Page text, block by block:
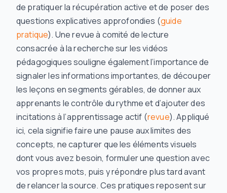
de pratiquer la récupération active et de poser des
questions explicatives approfondies (guide
pratique). Une revue à comité de lecture
consacrée à la recherche sur les vidéos
pédagogiques souligne également l’importance de
signaler les informations importantes, de découper
les leçons en segments gérables, de donner aux
apprenants le contrôle du rythme et d’ajouter des
incitations à l’apprentissage actif (revue). Appliqué
ici, cela signifie faire une pause aux limites des
concepts, ne capturer que les éléments visuels
dont vous avez besoin, formuler une question avec
vos propres mots, puis y répondre plus tard avant
de relancer la source. Ces pratiques reposent sur